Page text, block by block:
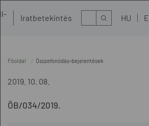
Iratbetekintés Kereső HU
Főoldal Összefonódás-bejelentések
2019. 10. 08.
ÖB/034/2019.